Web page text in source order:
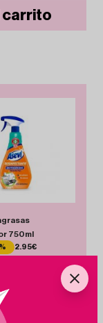
carrito
750ml
2.95€
Añadir Pack